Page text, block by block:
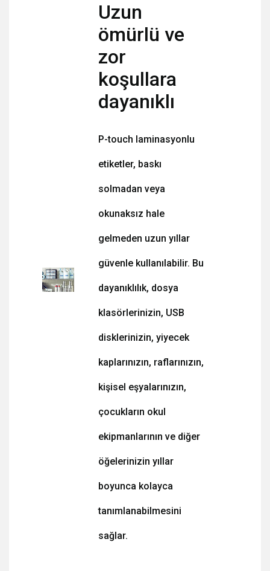
Uzun
ömürlü ve
zor
koşullara
dayanıklı
P-touch laminasyonlu
etiketler, baskı
solmadan veya
okunaksız hale
gelmeden uzun yıllar
güvenle kullanılabilir. Bu
dayanıklılık, dosya
klasörlerinizin, USB
disklerinizin, yiyecek
kaplarınızın, raflarınızın,
kişisel eşyalarınızın,
çocukların okul
ekipmanlarının ve diğer
öğelerinizin yıllar
boyunca kolayca
tanımlanabilmesini
sağlar.